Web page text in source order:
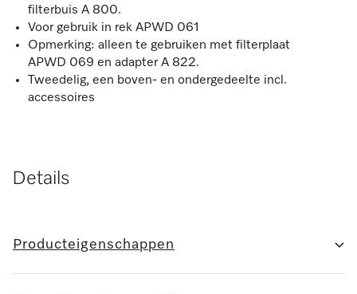
filterbuis A 800.
Voor gebruik in rek APWD 061
Opmerking: alleen te gebruiken met filterplaat
APWD 069 en adapter A 822.
Tweedelig, een boven- en ondergedeelte incl.
accessoires
Details
Producteigenschappen